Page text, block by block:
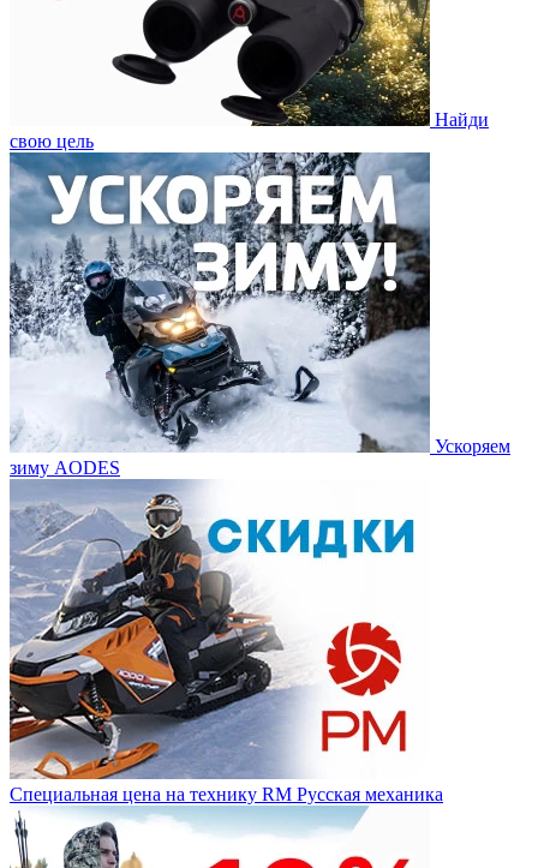
Найди
свою цель
Ускоряем
зиму AODES
Специальная цена на технику RM Русская механика